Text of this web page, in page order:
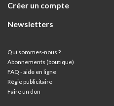
Créer un compte
Newsletters
Qui sommes-nous ?
Abonnements (boutique)
FAQ - aide en ligne
Régie publicitaire
Faire un don